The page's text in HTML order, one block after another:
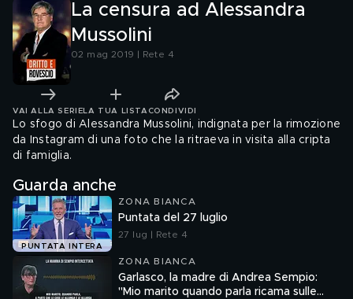
La censura ad Alessandra
Mussolini
02 mag 2019 | Rete 4
VAI ALLA SERIE LA TUA LISTA CONDIVIDI
Lo sfogo di Alessandra Mussolini, indignata per la rimozione
da Instagram di una foto che la ritraeva in visita alla cripta
di famiglia.
Guarda anche
PUNTATA INTERA
ZONA BIANCA
Puntata del 27 luglio
27 lug | Rete 4
ZONA BIANCA
Garlasco, la madre di Andrea Sempio:
"Mio marito quando parla ricama sulle